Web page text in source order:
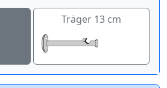
Träger 13 cm